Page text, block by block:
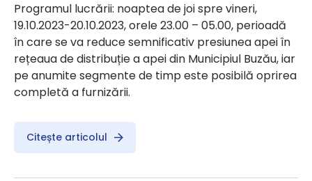
Programul lucrării: noaptea de joi spre vineri,
19.10.2023-20.10.2023, orele 23.00 – 05.00, perioadă
în care se va reduce semnificativ presiunea apei în
rețeaua de distribuție a apei din Municipiul Buzău, iar
pe anumite segmente de timp este posibilă oprirea
completă a furnizării.
Citește articolul